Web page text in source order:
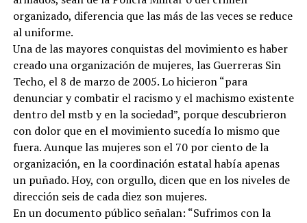
organizado, diferencia que las más de las veces se reduce
al uniforme.
Una de las mayores conquistas del movimiento es haber
creado una organización de mujeres, las Guerreras Sin
Techo, el 8 de marzo de 2005. Lo hicieron “para
denunciar y combatir el racismo y el machismo existente
dentro del mstb y en la sociedad”, porque descubrieron
con dolor que en el movimiento sucedía lo mismo que
fuera. Aunque las mujeres son el 70 por ciento de la
organización, en la coordinación estatal había apenas
un puñado. Hoy, con orgullo, dicen que en los niveles de
dirección seis de cada diez son mujeres.
En un documento público señalan: “Sufrimos con la